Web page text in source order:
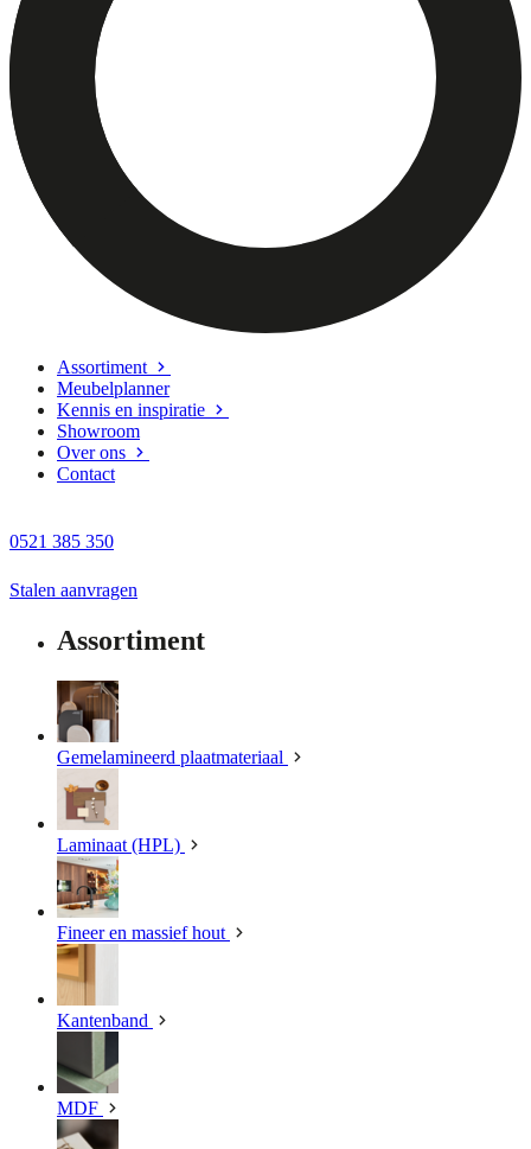
Assortiment
Meubelplanner
Kennis en inspiratie
Showroom
Over ons
Contact
0521 385 350
Stalen aanvragen
Assortiment
Gemelamineerd plaatmateriaal
Laminaat (HPL)
Fineer en massief hout
Kantenband
MDF